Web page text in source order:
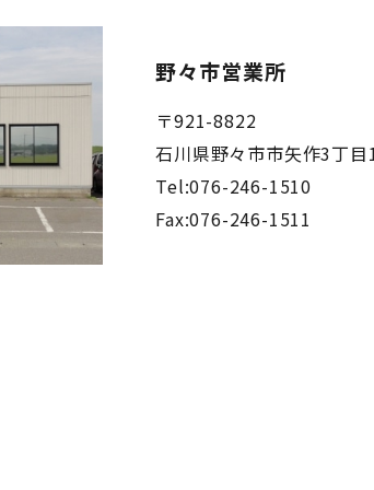
野々市営業所
〒921-8822
石川県野々市市矢作3丁
Tel:076-246-1510
Fax:076-246-1511